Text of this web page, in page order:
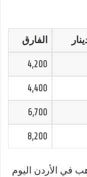
الفارق
4,200
4,400
6,700
8,200
في الأردن اليوم